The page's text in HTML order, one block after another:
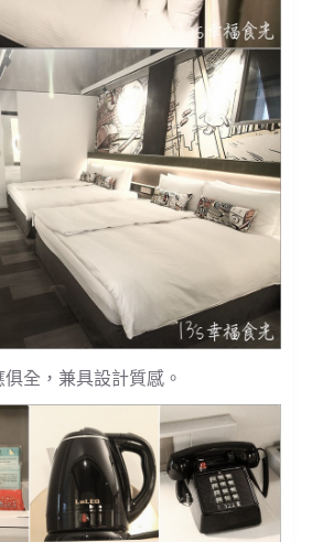
全，兼具設計質感。